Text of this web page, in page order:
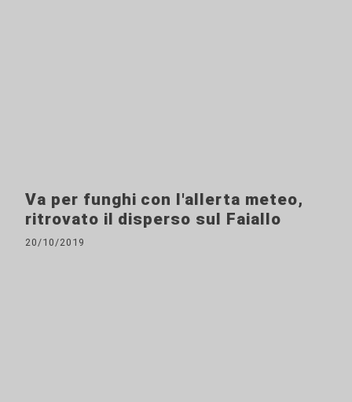
Va per funghi con l'allerta meteo,
ritrovato il disperso sul Faiallo
20/10/2019